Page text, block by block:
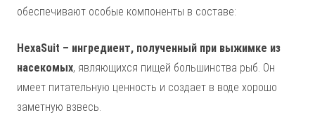
обеспечивают особые компоненты в составе:
HexaSuit – ингредиент, полученный при выжимке из
насекомых, являющихся пищей большинства рыб. Он
имеет питательную ценность и создает в воде хорошо
заметную взвесь.